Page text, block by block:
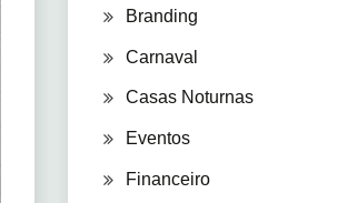
Branding
Carnaval
Casas Noturnas
Eventos
Financeiro